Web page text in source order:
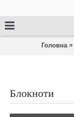
Головна »
Блокноти